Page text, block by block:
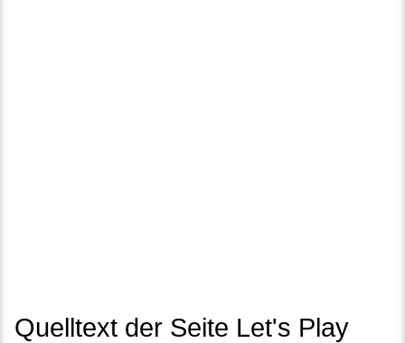
Quelltext der Seite Let's Play